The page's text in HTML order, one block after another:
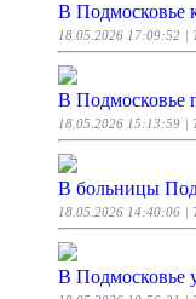
В Подмосковье
18.05.2026 17:09:52
В Подмосковье
18.05.2026 15:13:59
В больницы
18.05.2026 14:40:06
В Подмосковье